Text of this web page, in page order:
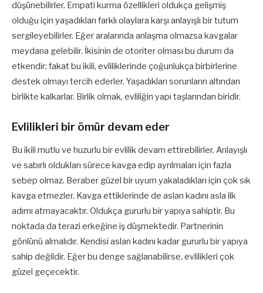
düşünebilirler. Empati kurma özellikleri oldukça gelişmiş
olduğu için yaşadıkları farklı olaylara karşı anlayışlı bir tutum
sergileyebilirler. Eğer aralarında anlaşma olmazsa kavgalar
meydana gelebilir. İkisinin de otoriter olması bu durum da
etkendir; fakat bu ikili, evliliklerinde çoğunlukça birbirlerine
destek olmayı tercih ederler. Yaşadıkları sorunların altından
birlikte kalkarlar. Birlik olmak, evliliğin yapı taşlarından biridir.
Evlilikleri bir ömür devam eder
Bu ikili mutlu ve huzurlu bir evlilik devam ettirebilirler. Anlayışlı
ve sabırlı oldukları sürece kavga edip ayrılmaları için fazla
sebep olmaz. Beraber güzel bir uyum yakaladıkları için çok sık
kavga etmezler. Kavga ettiklerinde de aslan kadını asla ilk
adımı atmayacaktır. Oldukça gururlu bir yapıya sahiptir. Bu
noktada da terazi erkeğine iş düşmektedir. Partnerinin
gönlünü almalıdır. Kendisi aslan kadını kadar gururlu bir yapıya
sahip değildir. Eğer bu denge sağlanabilirse, evlilikleri çok
güzel geçecektir.